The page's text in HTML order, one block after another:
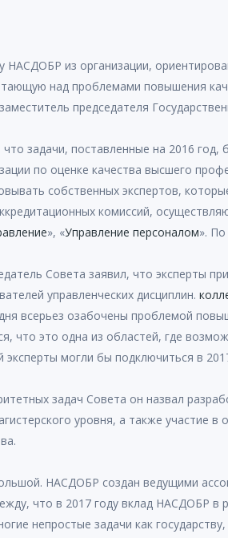
из организации,
над проблемами повышения
председателя
что задачи, поставленные на 2016
по оценке качества высшего
собственных экспертов,
комиссий,
», «Управление персоналом».
Совета заявил, что эксперты
управленческих дисциплин.
всерьез озабочены проблемой
что это одна из областей, где
могли бы подключиться в
задач Совета он назвал
уровня, а также участие
НАСДОБР создан ведущими
что в 2017 году вклад НАСДОБР в
непростые задачи как